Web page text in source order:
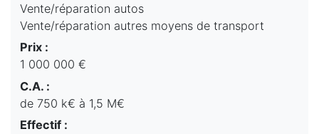
Vente/réparation autos
Vente/réparation autres moyens de transport
Prix :
1 000 000 €
C.A. :
de 750 k€ à 1,5 M€
Effectif :